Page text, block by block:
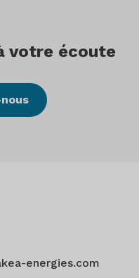
votre écoute
energies.com